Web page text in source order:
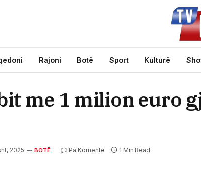
Rajoni Botë Sport Kulturë
me 1 milion euro
2025 BOTË Pa Komente 1 Min Read